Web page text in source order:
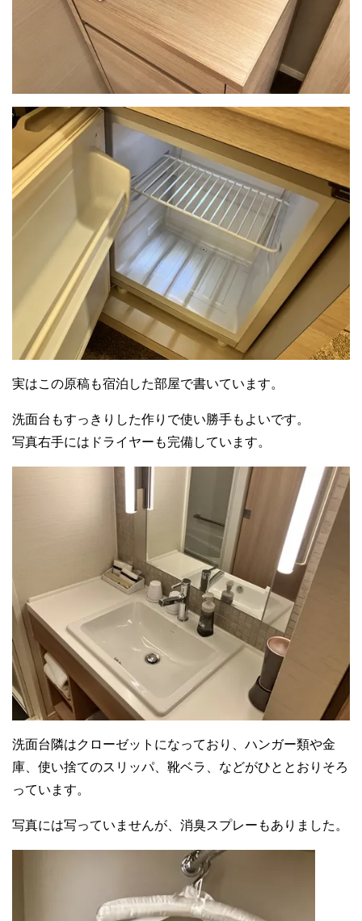
実はこの原稿も宿泊した部屋で書いています。
洗面台もすっきりした作りで使い勝手もよいです。
写真右手にはドライヤーも完備しています。
洗面台隣はクローゼットになっており、ハンガー類や金
庫、使い捨てのスリッパ、靴ベラ、などがひととおりそろ
っています。
写真には写っていませんが、消臭スプレーもありました。